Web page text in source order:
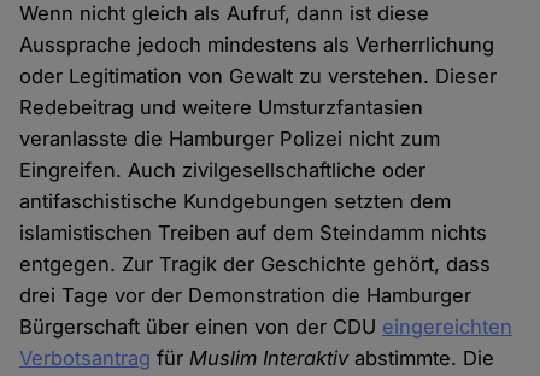
Wenn nicht gleich als Aufruf, dann ist diese
Aussprache jedoch mindestens als Verherrlichung
oder Legitimation von Gewalt zu verstehen. Dieser
Redebeitrag und weitere Umsturzfantasien
veranlasste die Hamburger Polizei nicht zum
Eingreifen. Auch zivilgesellschaftliche oder
antifaschistische Kundgebungen setzten dem
islamistischen Treiben auf dem Steindamm nichts
entgegen. Zur Tragik der Geschichte gehört, dass
drei Tage vor der Demonstration die Hamburger
Bürgerschaft über einen von der CDU eingereichten
Verbotsantrag fürMuslim Interaktivabstimmte. Die